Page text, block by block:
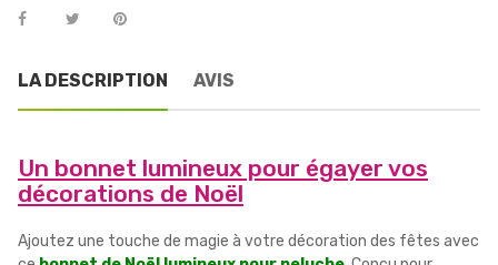
LA DESCRIPTION AVIS
Un bonnet lumineux pour égayer vos
décorations de Noël
Ajoutez une touche de magie à votre décoration des fêtes avec